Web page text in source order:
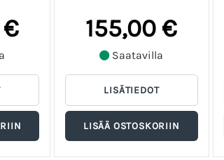
€ 155,00 €
Saatavilla